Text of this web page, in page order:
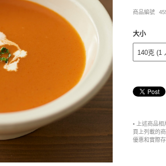
商品編號
大小
140克 (1
• 上述商品
頁上列載的
優惠和實際